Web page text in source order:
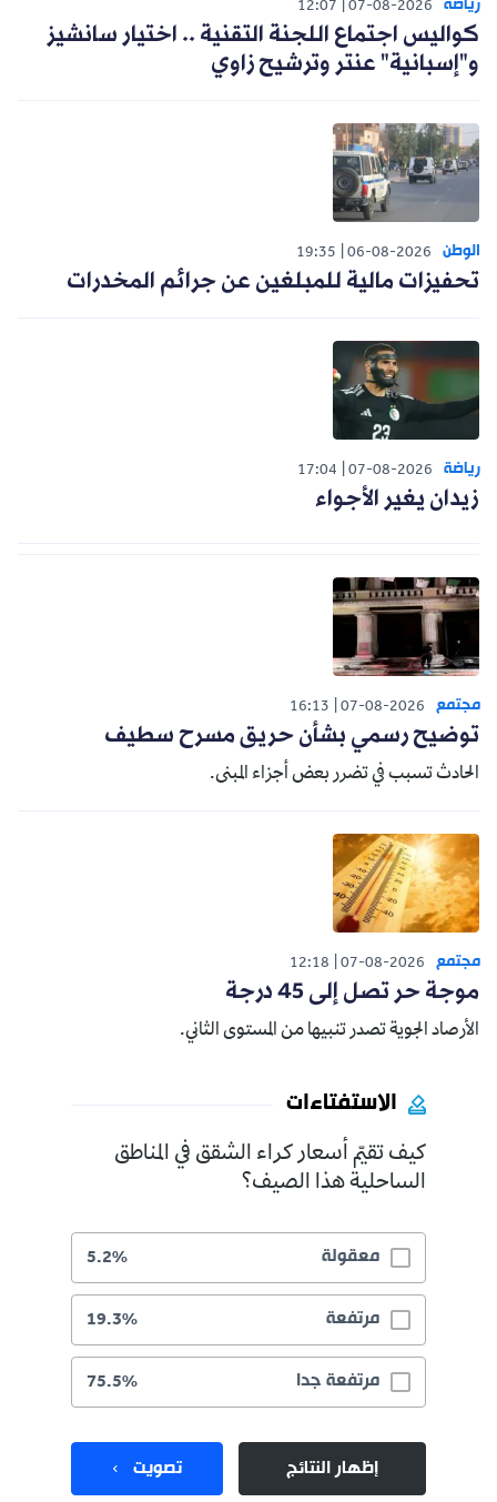
07-08-2026
12:07
كواليس اجتماع اللجنة التقنية .. اختيار سانشيز
و"إسبانية" عنتر وترشيح زاوي
الوطن 06-08-2026
19:35
تحفيزات مالية للمبلغين عن جرائم المخدرات
رياضة 07-08-2026
17:04
زيدان يغير الأجواء
مجتمع 07-08-2026
16:13
توضيح رسمي بشأن حريق مسرح سطيف
الحادث تسبب في تضرر بعض أجزاء المبنى.
مجتمع 07-08-2026
12:18
موجة حر تصل إلى 45 درجة
الأرصاد الجوية تصدر تنبيها من المستوى الثاني.
الاستفتاءات
كيف تقيّم أسعار كراء الشقق في المناطق
الساحلية هذا الصيف؟
معقولة 5.2%
مرتفعة 19.3%
مرتفعة جدا 75.5%
إظهار النتائج تصويت